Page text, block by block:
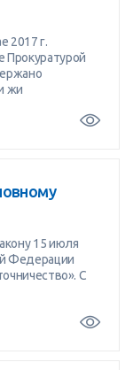
2017 г.
Прокуратурой
жи
15 июля
Федерации
С